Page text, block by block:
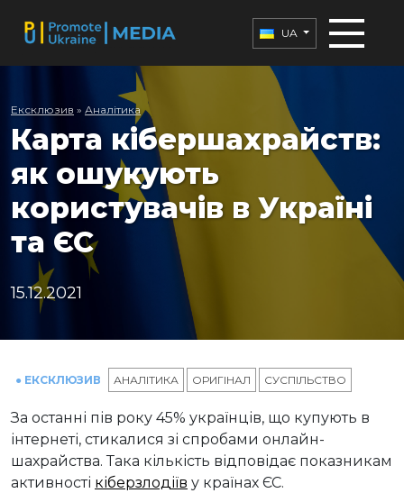
UA
Ексклюзив » Аналітика
Карта кібершахрайств:
як ошукують
користувачів в Україні
та ЄС
15.12.2021
● ЕКСКЛЮЗИВ АНАЛІТИКА ОРИГІНАЛ СУСПІЛЬСТВО
За останні пів року 45% українців, що купують в
інтернеті, стикалися зі спробами онлайн-
шахрайства. Така кількість відповідає показникам
активності кіберзлодіїв у країнах ЄС.